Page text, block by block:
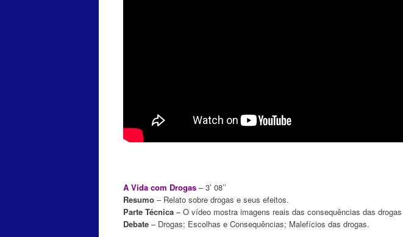
A Vida com Drogas – 3’ 08’’
Resumo – Relato sobre drogas e seus efeitos.
Parte Técnica – O vídeo mostra imagens reais das consequências das
Debate – Drogas; Escolhas e Consequências; Malefícios das drogas.